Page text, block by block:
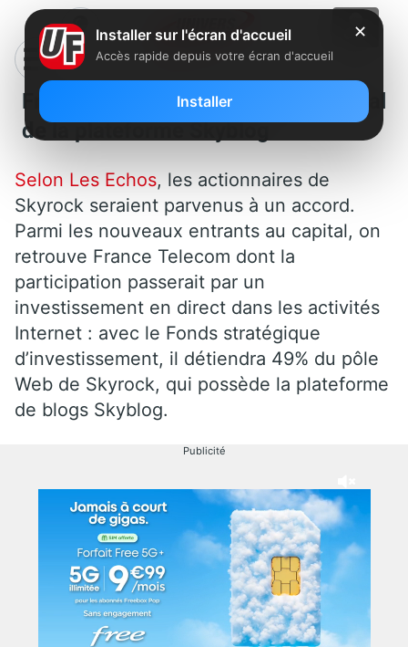
France Télécom rentrerait au capital
de la plateforme Skyblog
Selon Les Echos, les actionnaires de
Skyrock seraient parvenus à un accord.
Parmi les nouveaux entrants au capital, on
retrouve France Telecom dont la
participation passerait par un
investissement en direct dans les activités
Internet : avec le Fonds stratégique
d’investissement, il détiendra 49% du pôle
Web de Skyrock, qui possède la plateforme
de blogs Skyblog.
Publicité
✕
Installer sur l'écran d'accueil
Accès rapide depuis votre écran d'accueil
Installer